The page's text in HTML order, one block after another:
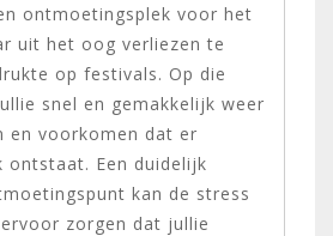
ontmoetingsplek voor het
uit het oog verliezen te
op festivals. Op die
snel en gemakkelijk weer
en voorkomen dat er
ontstaat. Een duidelijk
kan de stress
zorgen dat jullie